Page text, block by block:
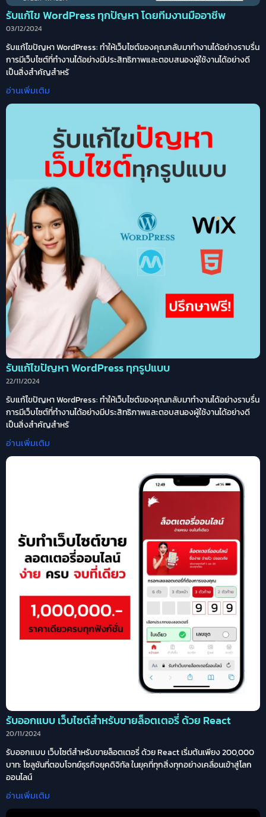
รับแก้ไข WordPress ทุกปัญหา โดยทีมงานมืออาชีพ
03/12/2024
รับแก้ไขปัญหา WordPress: ทำให้เว็บไซต์ของคุณกลับมาทำงานได้อย่างราบรื่น
การมีเว็บไซต์ที่ทำงานได้อย่างมีประสิทธิภาพและตอบสนองผู้ใช้งานได้อย่างดี
เป็นสิ่งสำคัญสำหรั
อ่านเพิ่มเติม
รับแก้ไขปัญหา WordPress ทุกรูปแบบ
22/11/2024
รับแก้ไขปัญหา WordPress: ทำให้เว็บไซต์ของคุณกลับมาทำงานได้อย่างราบรื่น
การมีเว็บไซต์ที่ทำงานได้อย่างมีประสิทธิภาพและตอบสนองผู้ใช้งานได้อย่างดี
เป็นสิ่งสำคัญสำหรั
อ่านเพิ่มเติม
รับออกแบบ เว็บไซต์สำหรับขายล็อตเตอรี่ ด้วย React
20/11/2024
รับออกแบบ เว็บไซต์สำหรับขายล็อตเตอรี่ ด้วย React เริ่มต้นเพียง 200,000
บาท: โซลูชันที่ตอบโจทย์ธุรกิจยุคดิจิทัล ในยุคที่ทุกสิ่งทุกอย่างเคลื่อนเข้าสู่โลก
ออนไลน์
อ่านเพิ่มเติม